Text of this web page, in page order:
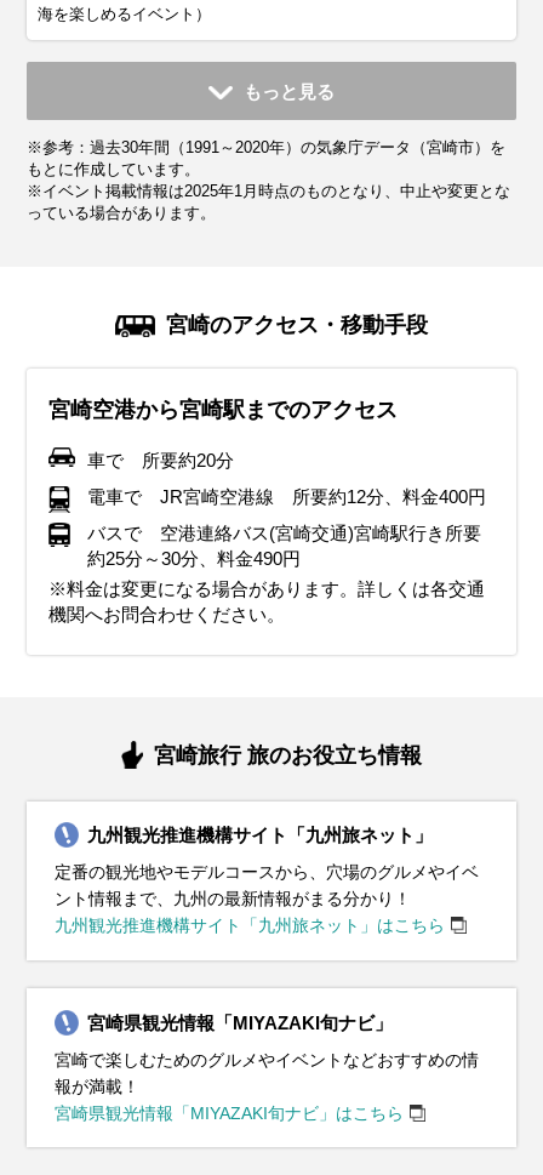
海を楽しめるイベント）
11月
平均気温・降水量
14.7℃ 105.7mm
気候・服装
11月の宮崎は平均気温が14℃前後に。日中は過ごしやすいも
用すると、快適に観光を楽しめる。
イベント・観光
白滝もみじ祭り、霧島秋まつり
12月
平均気温・降水量
9.7℃ 74.9mm
気候・服装
12月の宮崎は冬の寒さが本格化し、平均気温は9℃前後。厚
イルミネーションが美しい季節なので、夜の散策ができるよ
う手袋やマフラーなどの防寒アイテムを活用すると快適。
イベント・観光
青島太平洋マラソン、宮崎ベイサイドマラソン（海沿いを走る人
気のマラソン大会）
1月
平均気温・降水量
7.8℃ 72.7mm
気候・服装
1月の宮崎は冬の寒さが続きますが、「本州の各地と比べる
多く、軽めのニットやセーターで過ごせる日もあります。イ
ンナーには保温性の高い素材を選び、手袋やマフラーなどの
防寒アイテムも活用すると快適。沿岸部では風が強くなるこ
とがあるため、防風性のあるアウターがあると安心。
イベント・観光
青島裸まいり（成人を祝う伝統的な祭り）、野尻町イルミネーシ
ョン
2月
平均気温・降水量
8.9℃ 95.8mm
気候・服装
2月も宮崎は冬の寒さが続きますが、後半になるにつれ、暖
トでも過ごせる日があります。 沿岸部は風が強い日もあるた
め、ウィンドブレーカーがあると安心です。 沿岸部では湿度
が低く、乾燥しやすいので保湿対策も忘れずに。
イベント・観光
青島神社節分祭（厄除けの豆まきが行われる）、座論梅（梅まつ
り）、神話の高千穂建国まつり
3月
平均気温・降水量
12.1℃ 155.7mm
気候・服装
南国宮崎は春の訪れが早く、3月初旬になると春の気配が感
す。同じ宮崎県内でも高千穂などの山間部ではまだ寒さが残
るため、厚めの服装を選ぶのがベスト。沿岸部では春風が強
くなることがあるので、風を通しにくいアウターがあると安
心。
イベント・観光
一里山地区シバザクラまつり、西都原古墳群桜まつり（桜と古墳
のコラボレーションが楽しめる）
4月
平均気温・降水量
16.4℃ 194.5mm
気候・服装
4月は宮崎の気候が穏やかになり、日中は過ごしやすくなり
め折りたたみ傘を持っておくと安心です。 桜が見頃を迎える
季節なので、歩きやすいスニーカーを選ぶのがおすすめ。
イベント・観光
日南海岸春祭り（海岸沿いで行われる春のイベント）、宮崎国際
音楽祭（クラシック音楽の祭典）
5月
平均気温・降水量
20.3℃ 227.6mm
気候・服装
5月の宮崎は気温がぐっと上がり、日中は半袖でも快適に過
部では特に紫外線が強くなるため、帽子や日焼け止めの対策
が重要です。下旬は梅雨の走りで雨が降ることもあります。
雨具を持参するのが安心です。
イベント・観光
ジャカランダまつり（5月下旬から6月まで美しいジャカランダが
鑑賞できます）、しゃくなげ花まつり
6月
平均気温・降水量
23.2℃ 516.3mm
気候・服装
6月の宮崎は梅雨の時期に入り、雨の日が多くなります。湿
ジャケットや折りたたみ傘を必ず持参 靴は防水加工されたス
ニーカーやレインシューズを選ぶことで、雨の日でも快適に
観光を楽しめます。濡れてもよいよう靴下など着替えを多め
に持参しましょう。沿岸部では海開きもありますので、ビー
チサンダルなどあると楽しめます。
イベント・観光
青島ビーチ開き（夏の海水浴シーズンがスタート）、佐土原花し
7月
平均気温・降水量
27.3℃ 339.3mm
気候・服装
7月の宮崎は本格的な夏の暑さに突入し、平均気温は27℃前
徹底。日差しが強いため、日焼け止めをこまめに塗るのがお
すすめ。屋外での観光が多い場合は、吸湿速乾素材の服や、
水分補給を意識すると快適に過ごせる。
イベント・観光
きよたけ郷土祭り、南蛮渡来みなとまつり、えれこっちゃみやざ
き
もっと見る
※参考：過去30年間（1991～2020年）の気象庁データ（宮崎市）を
もとに作成しています。
※イベント掲載情報は2025年1月時点のものとなり、中止や変更とな
っている場合があります。
宮崎のアクセス・移動手段
宮崎空港から宮崎駅までのアクセス
車で 所要約20分
電車で JR宮崎空港線 所要約12分、料金400円
バスで 空港連絡バス(宮崎交通)宮崎駅行き所要
約25分～30分、料金490円
※料金は変更になる場合があります。詳しくは各交通
機関へお問合わせください。
宮崎旅行 旅のお役立ち情報
九州観光推進機構サイト「九州旅ネット」
定番の観光地やモデルコースから、穴場のグルメやイベ
ント情報まで、九州の最新情報がまる分かり！
九州観光推進機構サイト「九州旅ネット」はこちら
宮崎県観光情報「MIYAZAKI旬ナビ」
宮崎で楽しむためのグルメやイベントなどおすすめの情
報が満載！
宮崎県観光情報「MIYAZAKI旬ナビ」はこちら